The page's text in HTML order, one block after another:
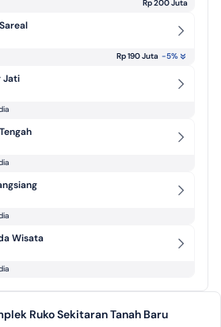
Rp 200 Juta
Rp 190 Juta -5%
Jati
Wisata
Ruko Sekitaran Tanah Baru